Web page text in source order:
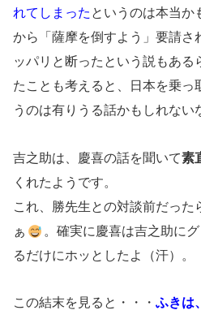
れてしまった というのは本当か
から「薩摩を倒すよう」要請さ
ッパリと断ったという説もある
たことも考えると、日本を乗っ
うのは有りうる話かもしれない
吉之助は、慶喜の話を聞いて素
くれたようです。
これ、勝先生との対談前だった
ぁ
。確実に慶喜は吉之助に
るだけにホッとしたよ（汗）。
この結末を見ると・・・ ふきは